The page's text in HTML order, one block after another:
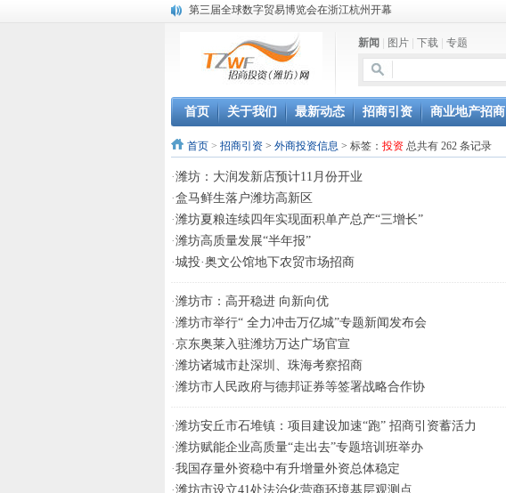
第三届全球数字贸易博览会在浙江杭州开幕
潍坊招商局讯：2024中日韩产业合作发展论坛开幕
昌乐大项目“拔节生长”赋能高质量发展
格润麦尔高端淀粉预混料智能制造项目顺利通过验收
潍坊招商局转：潍坊的冬日“秋景”
潍坊招商局转：潍坊历史名人--燕肃
欢聚潍坊·2024青岛啤酒 畅享节今晚启幕
新闻 图片 下载 专题
首页 关于我们 最新动态 招商引资 商业地产招商
首页 > 招商引资 > 外商投资信息 > 标签： 投资 总共有 262 条记录
·潍坊：大润发新店预计11月份开业
·盒马鲜生落户潍坊高新区
·潍坊夏粮连续四年实现面积单产总产“三增长”
·潍坊高质量发展“半年报”
·城投·奥文公馆地下农贸市场招商
·潍坊市：高开稳进 向新向优
·潍坊市举行“ 全力冲击万亿城”专题新闻发布会
·京东奥莱入驻潍坊万达广场官宣
·潍坊诸城市赴深圳、珠海考察招商
·潍坊市人民政府与德邦证券等签署战略合作协
·潍坊安丘市石堆镇：项目建设加速“跑” 招商引资蓄活力
·潍坊赋能企业高质量“走出去”专题培训班举办
·我国存量外资稳中有升增量外资总体稳定
·潍坊市设立41处法治化营商环境基层观测点